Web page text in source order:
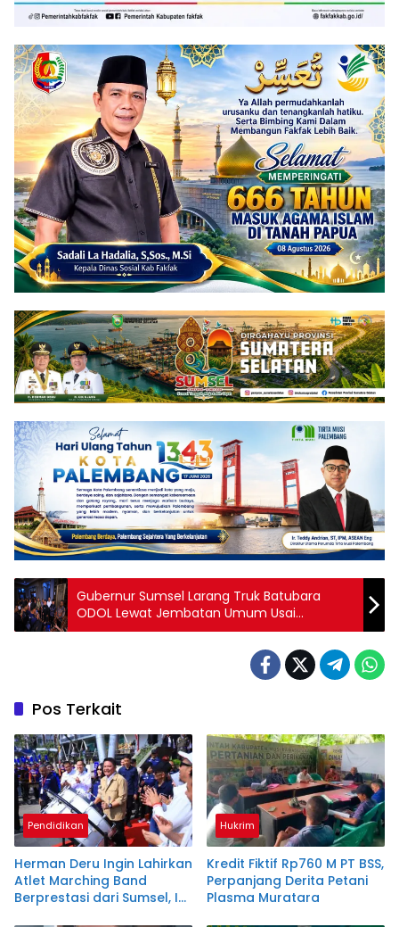
Gubernur Sumsel Larang Truk Batubara
ODOL Lewat Jembatan Umum Usai
Ambruknya Jembatan Muara Lawai
Pos Terkait
Pendidikan
Herman Deru Ingin Lahirkan
Atlet Marching Band
Berprestasi dari Sumsel, Ini
Hukrim
Kredit Fiktif Rp760 M PT BSS,
Perpanjang Derita Petani
Plasma Muratara